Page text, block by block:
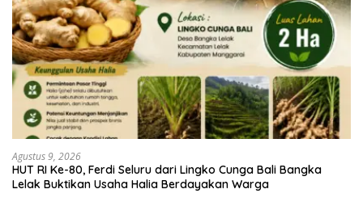
Agustus 9, 2026
HUT RI Ke-80, Ferdi Seluru dari Lingko Cunga Bali Bangka
Lelak Buktikan Usaha Halia Berdayakan Warga